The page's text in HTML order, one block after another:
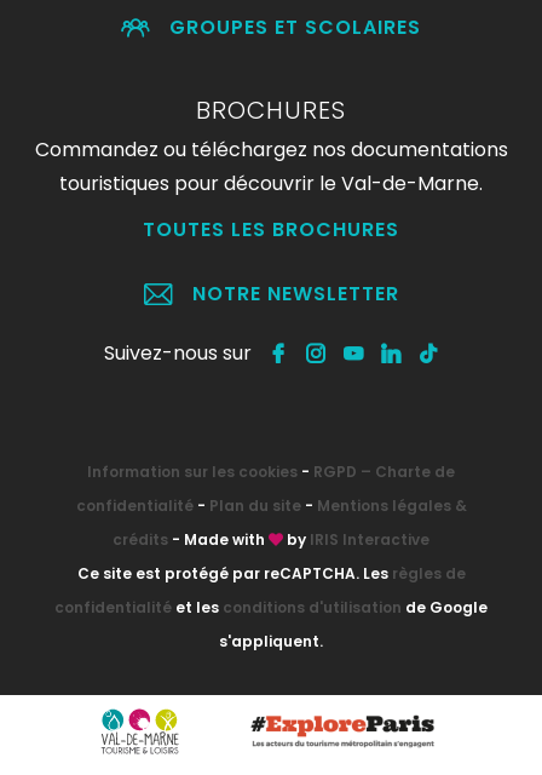
GROUPES ET SCOLAIRES
BROCHURES
Commandez ou téléchargez nos documentations
touristiques pour découvrir le Val-de-Marne.
TOUTES LES BROCHURES
NOTRE NEWSLETTER
Suivez-nous sur
Information sur les cookies - RGPD – Charte de
confidentialité- Plan du site- Mentions légales &
crédits - Made with by IRIS Interactive
Ce site est protégé par reCAPTCHA. Les règles de
confidentialité et les conditions d'utilisation de Google
s'appliquent.